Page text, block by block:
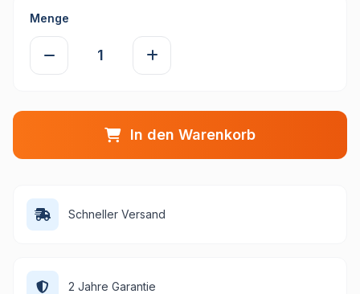
Menge
In den Warenkorb
Schneller Versand
2 Jahre Garantie